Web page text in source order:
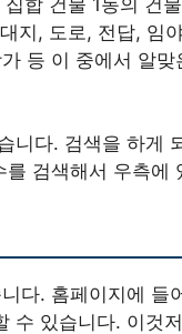
지, 도로, 전답, 임
등 이 중에서 알
니다. 검색을 하게
검색해서 우측에
다. 홈페이지에 들
수 있습니다. 이것